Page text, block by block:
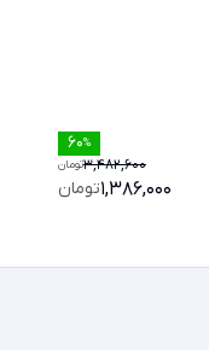
%
60
تومان3,482,600
تومان1,386,000